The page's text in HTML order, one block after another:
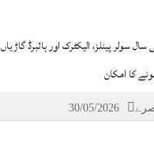
سال سولر پینلز، الیکٹرک اور ہائبرڈ گاڑیاں
کا امکان
30/05/2026